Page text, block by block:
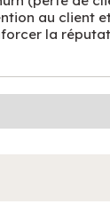
au client
la